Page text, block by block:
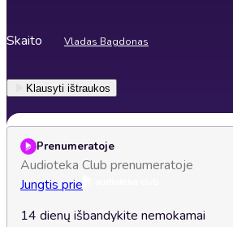
Skaito Vladas Bagdonas
Klausyti ištraukos
Prenumeratoje
Audioteka Club prenumeratoje
Jungtis prie
14 dienų išbandykite nemokamai